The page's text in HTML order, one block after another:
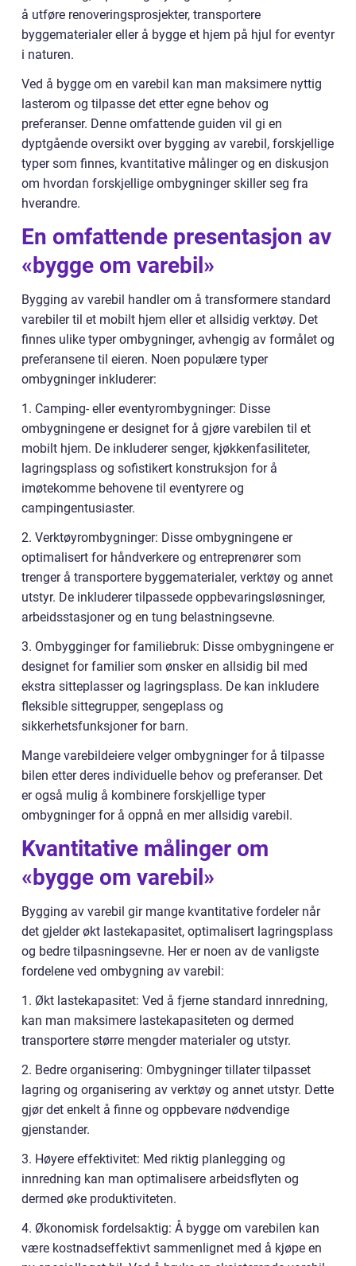
å utføre renoveringsprosjekter, transportere
byggematerialer eller å bygge et hjem på hjul for eventyr
i naturen.
Ved å bygge om en varebil kan man maksimere nyttig
lasterom og tilpasse det etter egne behov og
preferanser. Denne omfattende guiden vil gi en
dyptgående oversikt over bygging av varebil, forskjellige
typer som finnes, kvantitative målinger og en diskusjon
om hvordan forskjellige ombygninger skiller seg fra
hverandre.
En omfattende presentasjon av
«bygge om varebil»
Bygging av varebil handler om å transformere standard
varebiler til et mobilt hjem eller et allsidig verktøy. Det
finnes ulike typer ombygninger, avhengig av formålet og
preferansene til eieren. Noen populære typer
ombygninger inkluderer:
1. Camping- eller eventyrombygninger: Disse
ombygningene er designet for å gjøre varebilen til et
mobilt hjem. De inkluderer senger, kjøkkenfasiliteter,
lagringsplass og sofistikert konstruksjon for å
imøtekomme behovene til eventyrere og
campingentusiaster.
2. Verktøyrombygninger: Disse ombygningene er
optimalisert for håndverkere og entreprenører som
trenger å transportere byggematerialer, verktøy og annet
utstyr. De inkluderer tilpassede oppbevaringsløsninger,
arbeidsstasjoner og en tung belastningsevne.
3. Ombygginger for familiebruk: Disse ombygningene er
designet for familier som ønsker en allsidig bil med
ekstra sitteplasser og lagringsplass. De kan inkludere
fleksible sittegrupper, sengeplass og
sikkerhetsfunksjoner for barn.
Mange varebildeiere velger ombygninger for å tilpasse
bilen etter deres individuelle behov og preferanser. Det
er også mulig å kombinere forskjellige typer
ombygninger for å oppnå en mer allsidig varebil.
Kvantitative målinger om
«bygge om varebil»
Bygging av varebil gir mange kvantitative fordeler når
det gjelder økt lastekapasitet, optimalisert lagringsplass
og bedre tilpasningsevne. Her er noen av de vanligste
fordelene ved ombygning av varebil:
1. Økt lastekapasitet: Ved å fjerne standard innredning,
kan man maksimere lastekapasiteten og dermed
transportere større mengder materialer og utstyr.
2. Bedre organisering: Ombygninger tillater tilpasset
lagring og organisering av verktøy og annet utstyr. Dette
gjør det enkelt å finne og oppbevare nødvendige
gjenstander.
3. Høyere effektivitet: Med riktig planlegging og
innredning kan man optimalisere arbeidsflyten og
dermed øke produktiviteten.
4. Økonomisk fordelsaktig: Å bygge om varebilen kan
være kostnadseffektivt sammenlignet med å kjøpe en